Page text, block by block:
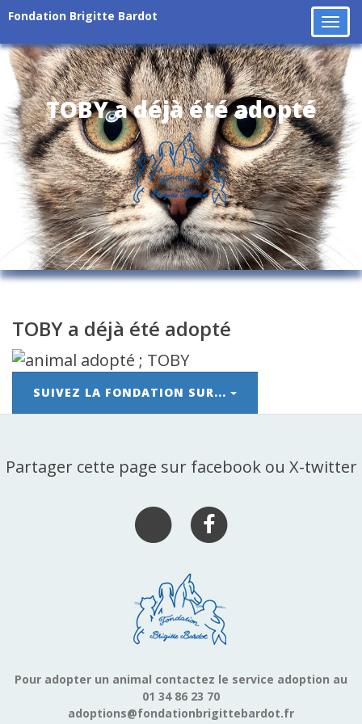
Fondation Brigitte Bardot
TOBY a déjà été adopté
TOBY a déjà été adopté
SUIVEZ LA FONDATION SUR...
Partager cette page sur facebook ou X-twitter
Pour adopter un animal contactez le service adoption au
01 34 86 23 70
adoptions@fondationbrigittebardot.fr